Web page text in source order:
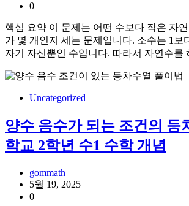
0
핵심 요약 이 문제는 어떤 수보다 작은 자
가 몇 개인지 세는 문제입니다. 소수는 1 보
자기 자신뿐인 수입니다. 따라서 자연수
Uncategorized
양수 음수가 되는 조건의 등
학교 2학년 수1 수학 개념
gommath
5월 19, 2025
0